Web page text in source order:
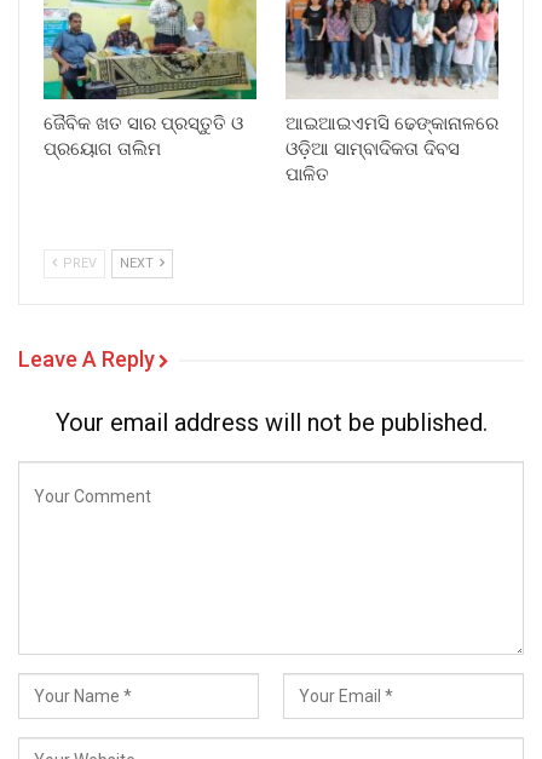
ଜୈବିକ ଖତ ସାର ପ୍ରସ୍ତୁତି ଓ
ପ୍ରୟୋଗ ତାଲିମ
ଆଇଆଇଏମସି ଢେଙ୍କାନାଳରେ
ଓଡ଼ିଆ ସାମ୍ବାଦିକତା ଦିବସ
ପାଳିତ
PREV NEXT
Leave A Reply
Your email address will not be published.